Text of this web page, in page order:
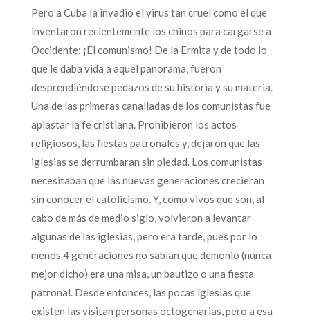
Pero a Cuba la invadió el virus tan cruel como el que
inventaron recientemente los chinos para cargarse a
Occidente: ¡El comunismo! De la Ermita y de todo lo
que le daba vida a aquel panorama, fueron
desprendiéndose pedazos de su historia y su materia.
Una de las primeras canalladas de los comunistas fue
aplastar la fe cristiana. Prohibieron los actos
religiosos, las fiestas patronales y, dejaron que las
iglesias se derrumbaran sin piedad. Los comunistas
necesitaban que las nuevas generaciones crecieran
sin conocer el catolicismo. Y, como vivos que son, al
cabo de más de medio siglo, volvieron a levantar
algunas de las iglesias, pero era tarde, pues por lo
menos 4 generaciones no sabían que demonio (nunca
mejor dicho) era una misa, un bautizo o una fiesta
patronal. Desde entonces, las pocas iglesias que
existen las visitan personas octogenarias, pero a esa